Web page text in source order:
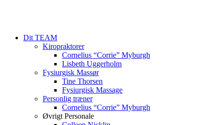
Dit TEAM
Kiropraktorer
Cornelius “Corrie” Myburgh
Lisbeth Uggerholm
Fysiurgisk Massør
Tine Thorsen
Fysiurgisk Massage
Personlig træner
Cornelius “Corrie” Myburgh
Øvrigt Personale